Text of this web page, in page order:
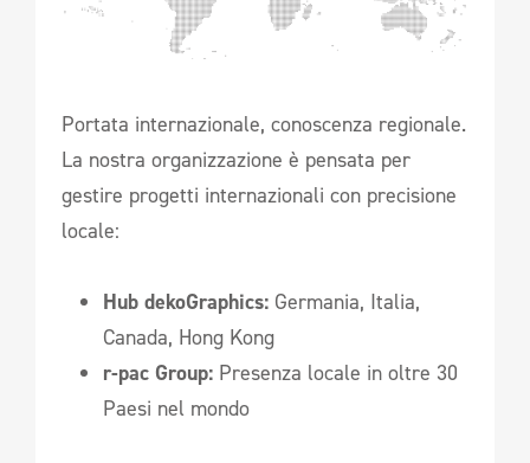
Portata internazionale, conoscenza regionale.
La nostra organizzazione è pensata per
gestire progetti internazionali con precisione
locale:
Hub dekoGraphics: Germania, Italia,
Canada, Hong Kong
r-pac Group: Presenza locale in oltre 30
Paesi nel mondo